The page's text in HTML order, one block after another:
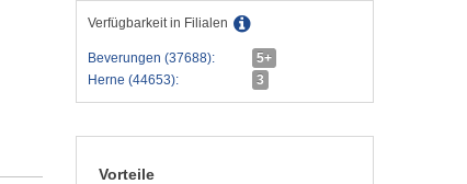
Verfügbarkeit in Filialen
Beverungen (37688):
5+
Herne (44653):
3
Vorteile